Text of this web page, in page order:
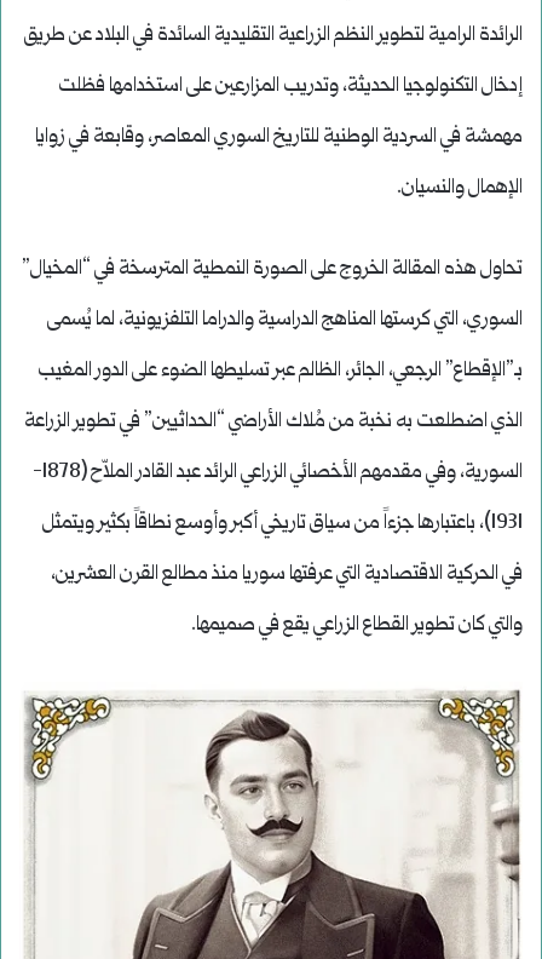
الرائدة الرامية لتطوير النظم الزراعية التقليدية السائدة في البلاد عن طريق
إدخال التكنولوجيا الحديثة، وتدريب المزارعين على استخدامها فظلت
مهمشة في السردية الوطنية للتاريخ السوري المعاصر، وقابعة في زوايا
الإهمال والنسيان.
تحاول هذه المقالة الخروج على الصورة النمطية المترسخة في “المخيال”
السوري، التي كرستها المناهج الدراسية والدراما التلفزيونية، لما يُسمى
بـ”الإقطاع” الرجعي، الجائر، الظالم عبر تسليطها الضوء على الدور المغيب
الذي اضطلعت به نخبة من مُلاك الأراضي “الحداثيين” في تطوير الزراعة
السورية، وفي مقدمهم الأخصائي الزراعي الرائد عبد القادر الملاّح (1878-
1931)، باعتبارها جزءاً من سياق تاريخي أكبر وأوسع نطاقاً بكثير ويتمثل
في الحركية الاقتصادية التي عرفتها سوريا منذ مطالع القرن العشرين،
والتي كان تطوير القطاع الزراعي يقع في صميمها.